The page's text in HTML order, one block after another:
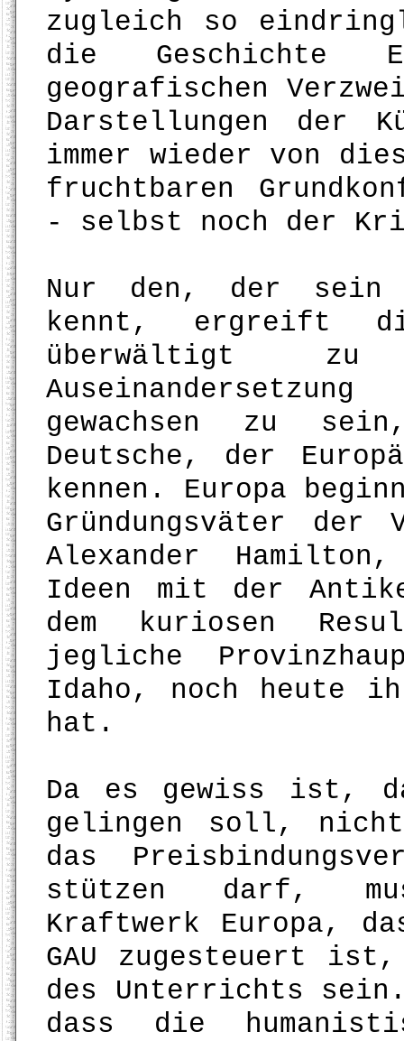
zugleich so
die
geografischen
Darstellungen der
immer wieder von
fruchtbaren
- selbst noch der
Nur den, der sein
kennt, ergreift
überwältigt
gewachsen zu
Deutsche, der
kennen. Europa
Gründungsväter der
Alexander
Ideen mit der
dem kuriosen
jegliche
Idaho, noch heute
hat.
Da es gewiss ist,
gelingen soll,
das
stützen darf,
Kraftwerk Europa,
GAU zugesteuert ist,
des Unterrichts
dass die